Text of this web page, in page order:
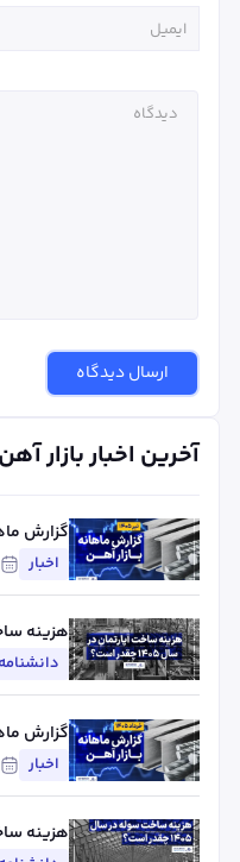
ارسال دیدگاه
آخرین اخبار بازار آهن
گزارش
اخبار
است؟
دانشنامه
گزارش
اخبار